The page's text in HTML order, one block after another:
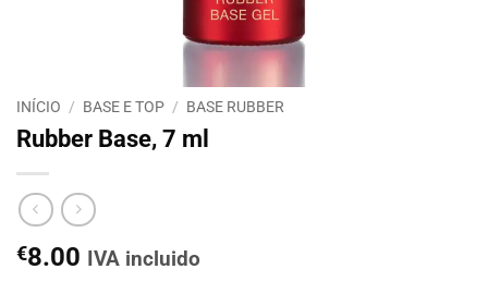
INÍCIO / BASE E TOP / BASE RUBBER
Rubber Base, 7 ml
€8.00 IVA incluido